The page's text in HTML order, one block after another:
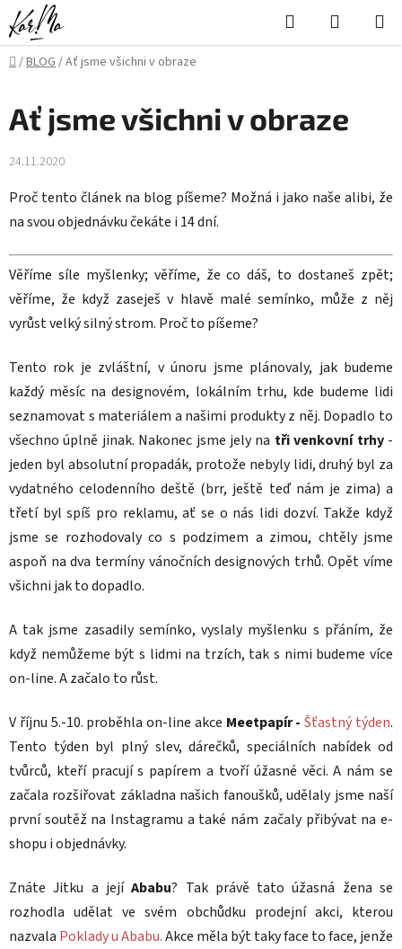
Přejít
na
obsah
Hledat
KOŠÍK
Domů
/BLOG/Ať jsme všichni v obraze
Ať jsme všichni v obraze
24.11.2020
Proč tento článek na blog píšeme? Možná i jako naše alibi, že
na svou objednávku čekáte i 14 dní.
Věříme síle myšlenky; věříme, že co dáš, to dostaneš zpět;
věříme, že když zaseješ v hlavě malé semínko, může z něj
vyrůst velký silný strom. Proč to píšeme?
Tento rok je zvláštní, v únoru jsme plánovaly, jak budeme
každý měsíc na designovém, lokálním trhu, kde budeme lidi
seznamovat s materiálem a našimi produkty z něj. Dopadlo to
všechno úplně jinak. Nakonec jsme jely na tři venkovní trhy-
jeden byl absolutní propadák, protože nebyly lidi, druhý byl za
vydatného celodenního deště (brr, ještě teď nám je zima) a
třetí byl spíš pro reklamu, ať se o nás lidi dozví. Takže když
jsme se rozhodovaly co s podzimem a zimou, chtěly jsme
aspoň na dva termíny vánočních designových trhů. Opět víme
všichni jak to dopadlo.
A tak jsme zasadily semínko, vyslaly myšlenku s přáním, že
když nemůžeme být s lidmi na trzích, tak s nimi budeme více
on-line. A začalo to růst.
V říjnu 5.-10. proběhla on-line akce Meetpapír - Šťastný týden.
Tento týden byl plný slev, dárečků, speciálních nabídek od
tvůrců, kteří pracují s papírem a tvoří úžasné věci. A nám se
začala rozšiřovat základna našich fanoušků, udělaly jsme naší
první soutěž na Instagramu a také nám začaly přibývat na e-
shopu i objednávky.
Znáte Jitku a jejíAbabu? Tak právě tato úžasná žena se
rozhodla udělat ve svém obchůdku prodejní akci, kterou
nazvala Poklady u Ababu.Akce měla být taky face to face, jenže